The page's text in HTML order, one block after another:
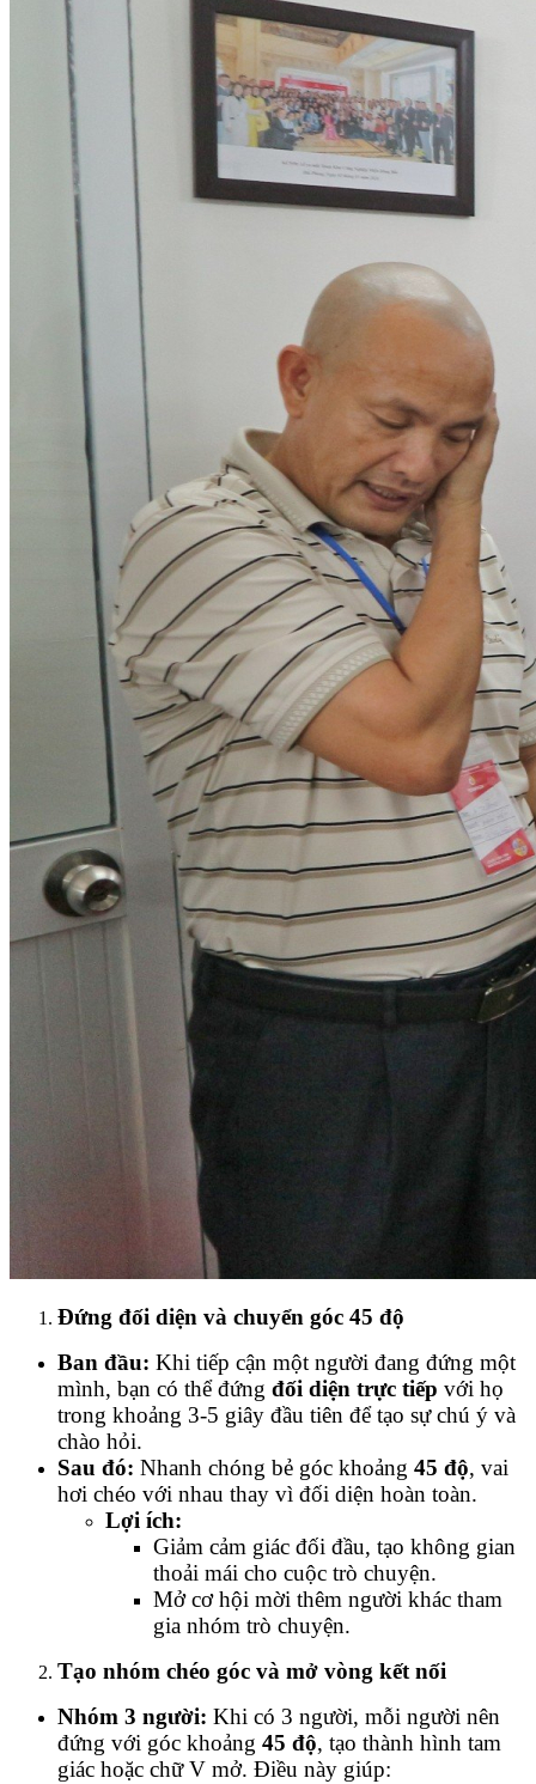
Đứng đối diện và chuyển góc 45 độ
Ban đầu: Khi tiếp cận một người đang đứng một
mình, bạn có thể đứng đối diện trực tiếp với họ
trong khoảng 3-5 giây đầu tiên để tạo sự chú ý và
chào hỏi.
Sau đó: Nhanh chóng bẻ góc khoảng 45 độ, vai
hơi chéo với nhau thay vì đối diện hoàn toàn.
Lợi ích:
Giảm cảm giác đối đầu, tạo không gian
thoải mái cho cuộc trò chuyện.
Mở cơ hội mời thêm người khác tham
gia nhóm trò chuyện.
Tạo nhóm chéo góc và mở vòng kết nối
Nhóm 3 người: Khi có 3 người, mỗi người nên
đứng với góc khoảng 45 độ, tạo thành hình tam
giác hoặc chữ V mở. Điều này giúp: